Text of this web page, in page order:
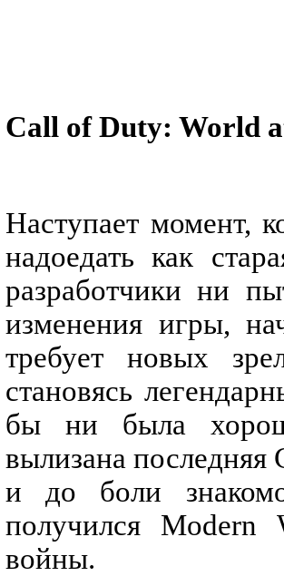
Call of Duty: World
Наступает момент,
надоедать как
разработчики ни
изменения игры,
требует новых
становясь
бы ни была
вылизана последняя
и до боли
получился Modern
войны.